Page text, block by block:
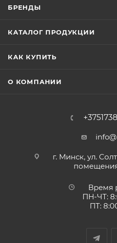
БРЕНДЫ
КАТАЛОГ ПРОДУКЦИИ
КАК КУПИТЬ
О КОМПАНИИ
г. Минск, ул.
Время
ПН-ЧТ:
ПТ: